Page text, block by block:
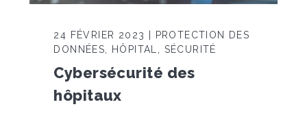
24 FÉVRIER 2023 | PROTECTION DES
DONNÉES, HÔPITAL, SÉCURITÉ
Cybersécurité des
hôpitaux